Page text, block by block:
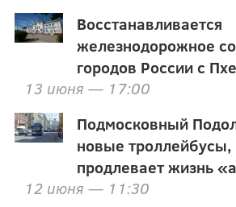
Восстанавливается
железнодорожное
городов России с
13 июня — 17:00
Подмосковный
новые троллейбусы,
продлевает жизнь
12 июня — 11:30